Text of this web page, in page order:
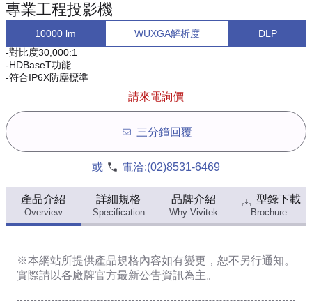
專業工程投影機
10000 lm WUXGA解析度
DLP
-對比度30,000:1
-HDBaseT功能
-符合IP6X防塵標準
請來電詢價
三分鐘回覆
或 電洽:(02)8531-6469
產品介紹
Overview
詳細規格
Specification
品牌介紹
Why Vivitek
型錄下載
Brochure
※本網站所提供產品規格內容如有變更，恕不另行通知。
實際請以各廠牌官方最新公告資訊為主。